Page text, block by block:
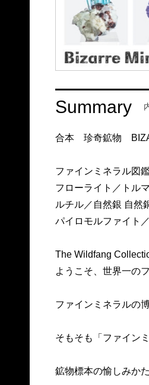
Summary
合本 珍奇鉱物
ファインミネラル図鑑
フローライト／トル
ルチル／自然銀 自然
パイロモルファイト
The Wildfang
ようこそ、世界一の
ファインミネラルの
そもそも「ファイン
鉱物標本の愉しみかた